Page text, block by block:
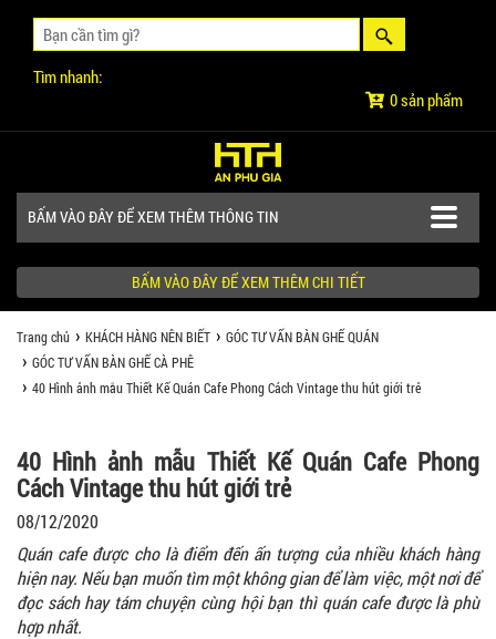
Tìm nhanh:
0 sản phẩm
BẤM VÀO ĐÂY ĐỂ XEM THÊM THÔNG TIN
SẢN PHẨM
CÔNG TRÌNH
KHÁCH HÀNG NÊN BIẾT
BẤM VÀO ĐÂY ĐỂ XEM THÊM CHI TIẾT
Trang chủ KHÁCH HÀNG NÊN BIẾT
GÓC TƯ VẤN BÀN GHẾ QUÁN
GÓC TƯ VẤN BÀN GHẾ CÀ PHÊ
40 Hình ảnh mẫu Thiết Kế Quán Cafe Phong Cách Vintage thu hút giới trẻ
40 Hình ảnh mẫu Thiết Kế Quán Cafe Phong
Cách Vintage thu hút giới trẻ
08/12/2020
Quán cafe được cho là điểm đến ấn tượng của nhiều khách hàng
hiện nay. Nếu bạn muốn tìm một không gian để làm việc, một nơi để
đọc sách hay tám chuyện cùng hội bạn thì quán cafe được là phù
hợp nhất.